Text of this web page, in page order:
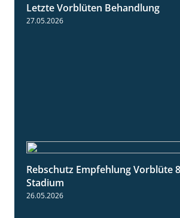
Letzte Vorblüten Behandlung
27.05.2026
Rebschutz Empfehlung Vorblüte
Stadium
26.05.2026